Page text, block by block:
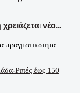
νέο...
πραγματικότητα